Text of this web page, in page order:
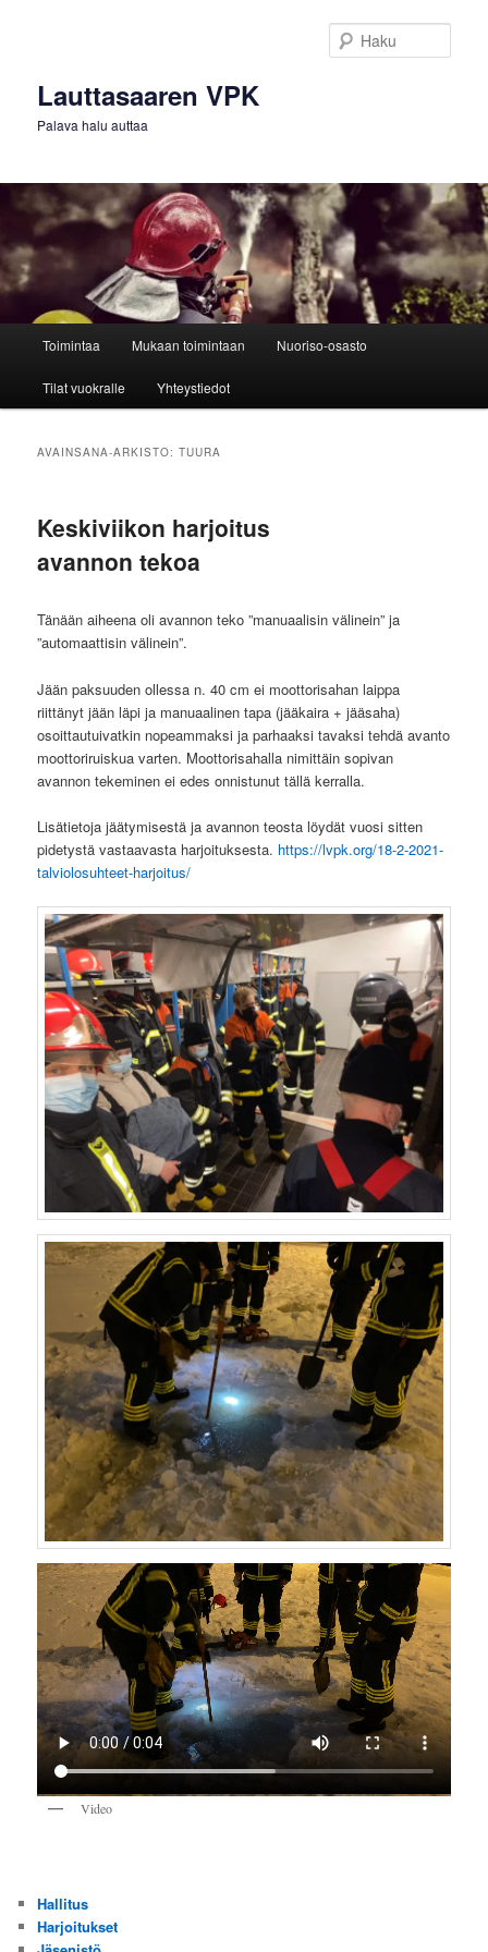
Lauttasaaren VPK
Palava halu auttaa
Toimintaa Mukaan toimintaan Nuoriso-osasto
Tilat vuokralle Yhteystiedot
AVAINSANA-ARKISTO:TUURA
Keskiviikon harjoitus
avannon tekoa
Tänään aiheena oli avannon teko ”manuaalisin välinein” ja
”automaattisin välinein”.
Jään paksuuden ollessa n. 40 cm ei moottorisahan laippa
riittänyt jään läpi ja manuaalinen tapa (jääkaira + jääsaha)
osoittautuivatkin nopeammaksi ja parhaaksi tavaksi tehdä avanto
moottoriruiskua varten. Moottorisahalla nimittäin sopivan
avannon tekeminen ei edes onnistunut tällä kerralla.
Lisätietoja jäätymisestä ja avannon teosta löydät vuosi sitten
pidetystä vastaavasta harjoituksesta. https://lvpk.org/18-2-2021-
talviolosuhteet-harjoitus/
Video
Hallitus
Harjoitukset